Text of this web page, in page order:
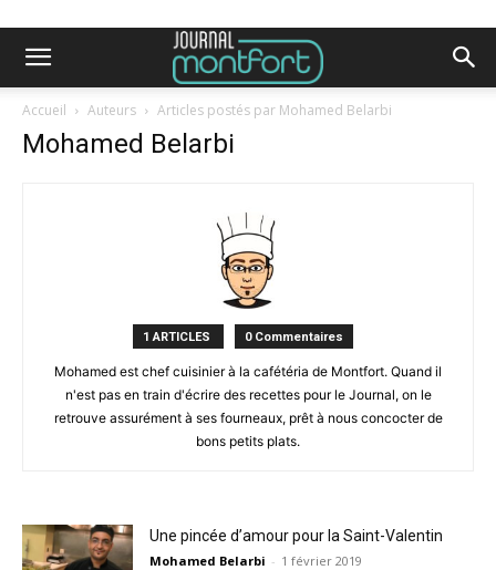
Accueil Auteurs Articles postés par Mohamed Belarbi
Mohamed Belarbi
1 ARTICLES 0 Commentaires
Mohamed est chef cuisinier à la cafétéria de Montfort. Quand il
n'est pas en train d'écrire des recettes pour le Journal, on le
retrouve assurément à ses fourneaux, prêt à nous concocter de
bons petits plats.
Une pincée d’amour pour la Saint-Valentin
Mohamed Belarbi - 1 février 2019